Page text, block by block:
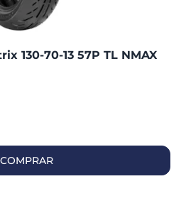
130-70-13 57P TL NMAX
COMPRAR